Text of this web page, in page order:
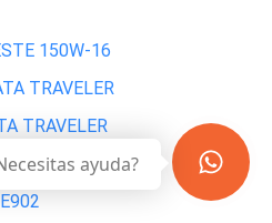
150W-16
TRAVELER
TRAVELER
BLADE
ayuda?